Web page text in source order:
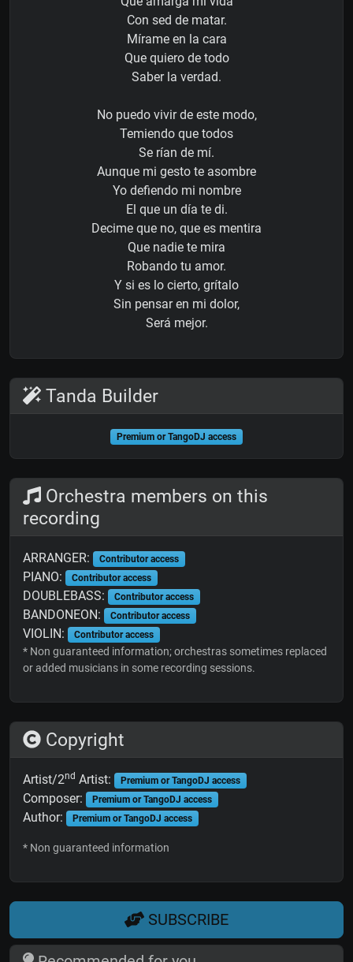
Con sed de matar.
Mírame en la cara
Que quiero de todo
Saber la verdad.
No puedo vivir de este modo,
Temiendo que todos
Se rían de mí.
Aunque mi gesto te asombre
Yo defiendo mi nombre
El que un día te di.
Decime que no, que es mentira
Que nadie te mira
Robando tu amor.
Y si es lo cierto, grítalo
Sin pensar en mi dolor,
Será mejor.
Tanda Builder
Premium or TangoDJ access
Orchestra members on this
recording
ARRANGER: Contributor access
PIANO: Contributor access
DOUBLEBASS: Contributor access
BANDONEON: Contributor access
VIOLIN: Contributor access
* Non guaranteed information; orchestras sometimes replaced
or added musicians in some recording sessions.
Copyright
Artist/2nd Artist: Premium or TangoDJ access
Composer: Premium or TangoDJ access
Author: Premium or TangoDJ access
* Non guaranteed information
SUBSCRIBE